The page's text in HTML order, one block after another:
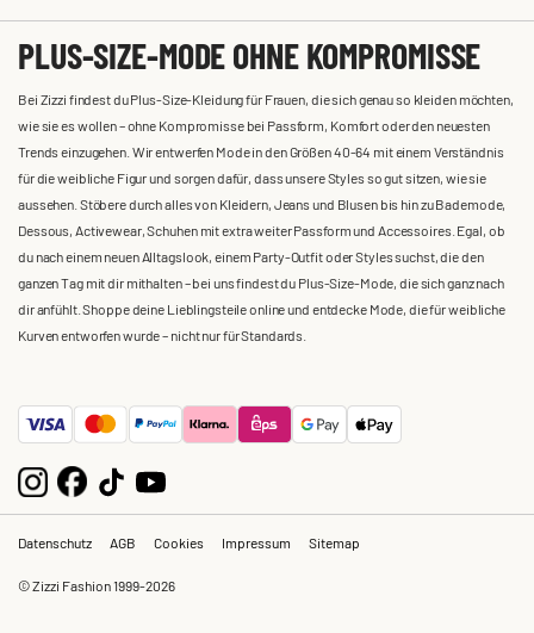
PLUS-SIZE-MODE OHNE KOMPROMISSE
Bei Zizzi findest du Plus-Size-Kleidung für Frauen, die sich genau so kleiden möchten,
wie sie es wollen – ohne Kompromisse bei Passform, Komfort oder den neuesten
Trends einzugehen. Wir entwerfen Mode in den Größen 40-64 mit einem Verständnis
für die weibliche Figur und sorgen dafür, dass unsere Styles so gut sitzen, wie sie
aussehen. Stöbere durch alles von Kleidern, Jeans und Blusen bis hin zu Bademode,
Dessous, Activewear, Schuhen mit extra weiter Passform und Accessoires. Egal, ob
du nach einem neuen Alltagslook, einem Party-Outfit oder Styles suchst, die den
ganzen Tag mit dir mithalten – bei uns findest du Plus-Size-Mode, die sich ganz nach
dir anfühlt. Shoppe deine Lieblingsteile online und entdecke Mode, die für weibliche
Kurven entworfen wurde – nicht nur für Standards.
Datenschutz AGB Cookies Impressum Sitemap
© Zizzi Fashion 1999-2026